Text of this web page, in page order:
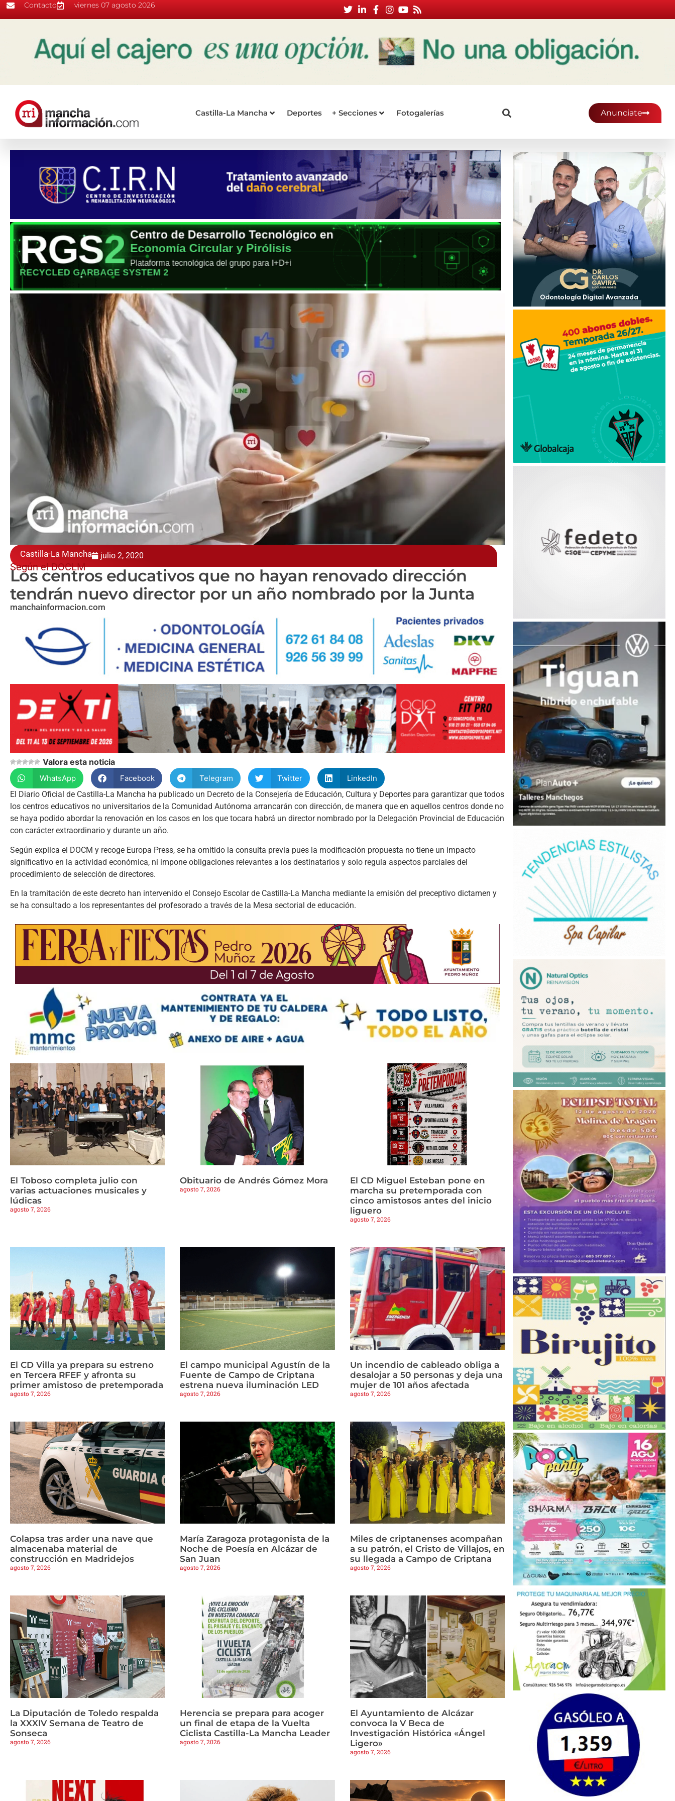
Contacto viernes 07 agosto 2026
Castilla-La Mancha Deportes + Secciones Fotogalerías Anunciate
Castilla-La Mancha julio 2, 2020
Según el DOCLM
Los centros educativos que no hayan renovado dirección
tendrán nuevo director por un año nombrado por la Junta
manchainformacion.com
Valora esta noticia
WhatsApp Facebook Telegram Twitter
LinkedIn
El Diario Oficial de Castilla-La Mancha ha publicado un Decreto de la Consejería de Educación, Cultura y Deportes para garantizar que todos
los centros educativos no universitarios de la Comunidad Autónoma arrancarán con dirección, de manera que en aquellos centros donde no
se haya podido abordar la renovación en los casos en los que tocara habrá un director nombrado por la Delegación Provincial de Educación
con carácter extraordinario y durante un año.
Según explica el DOCM y recoge Europa Press, se ha omitido la consulta previa pues la modificación propuesta no tiene un impacto
significativo en la actividad económica, ni impone obligaciones relevantes a los destinatarios y solo regula aspectos parciales del
procedimiento de selección de directores.
En la tramitación de este decreto han intervenido el Consejo Escolar de Castilla-La Mancha mediante la emisión del preceptivo dictamen y
se ha consultado a los representantes del profesorado a través de la Mesa sectorial de educación.
El Toboso completa julio con
varias actuaciones musicales y
lúdicas
agosto 7, 2026
Obituario de Andrés Gómez Mora
agosto 7, 2026
El CD Miguel Esteban pone en
marcha su pretemporada con
cinco amistosos antes del inicio
liguero
agosto 7, 2026
El CD Villa ya prepara su estreno
en Tercera RFEF y afronta su
primer amistoso de pretemporada
agosto 7, 2026
El campo municipal Agustín de la
Fuente de Campo de Criptana
estrena nueva iluminación LED
agosto 7, 2026
Un incendio de cableado obliga a
desalojar a 50 personas y deja una
mujer de 101 años afectada
agosto 7, 2026
Colapsa tras arder una nave que
almacenaba material de
construcción en Madridejos
agosto 7, 2026
María Zaragoza protagonista de la
Noche de Poesía en Alcázar de
San Juan
agosto 7, 2026
Miles de criptanenses acompañan
a su patrón, el Cristo de Villajos, en
su llegada a Campo de Criptana
agosto 7, 2026
La Diputación de Toledo respalda
la XXXIV Semana de Teatro de
Sonseca
agosto 7, 2026
Herencia se prepara para acoger
un final de etapa de la Vuelta
Ciclista Castilla-La Mancha Leader
agosto 7, 2026
El Ayuntamiento de Alcázar
convoca la V Beca de
Investigación Histórica «Ángel
Ligero»
agosto 7, 2026